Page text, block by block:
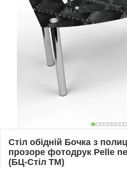
Стіл обідній Бочка з
прозоре фотодрук Pelle
(БЦ-Стіл ТМ)